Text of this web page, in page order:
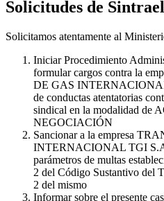
Solicitudes de
Solicitamos atentamente al
Iniciar Procedimiento
formular cargos contra la
DE GAS
de conductas atentatorias
sindical en la modalidad de
NEGOCIACIÓN
Sancionar a la empresa
INTERNACIONAL TGI S.A
parámetros de multas
2 del Código Sustantivo del
2 del mismo
Informar sobre el presente